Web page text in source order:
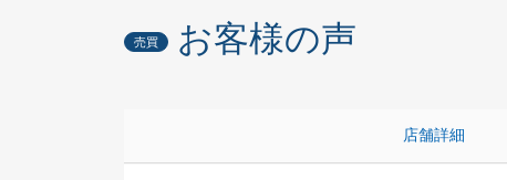
売買 お客様の声
店舗詳細